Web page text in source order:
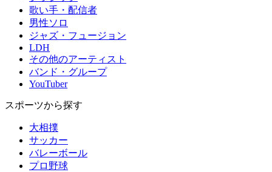
歌い手・配信者
男性ソロ
ジャズ・フュージョン
LDH
その他のアーティスト
バンド・グループ
YouTuber
スポーツから探す
大相撲
サッカー
バレーボール
プロ野球